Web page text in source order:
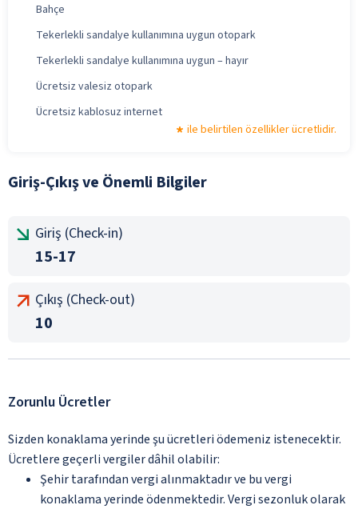
Bahçe
Tekerlekli sandalye kullanımına uygun otopark
Tekerlekli sandalye kullanımına uygun – hayır
Ücretsiz valesiz otopark
Ücretsiz kablosuz internet
ile belirtilen özellikler ücretlidir.
Giriş-Çıkış ve Önemli Bilgiler
Giriş (Check-in)
15-17
Çıkış (Check-out)
10
Zorunlu Ücretler
Sizden konaklama yerinde şu ücretleri ödemeniz istenecektir.
Ücretlere geçerli vergiler dâhil olabilir:
Şehir tarafından vergi alınmaktadır ve bu vergi
konaklama yerinde ödenmektedir. Vergi sezonluk olarak